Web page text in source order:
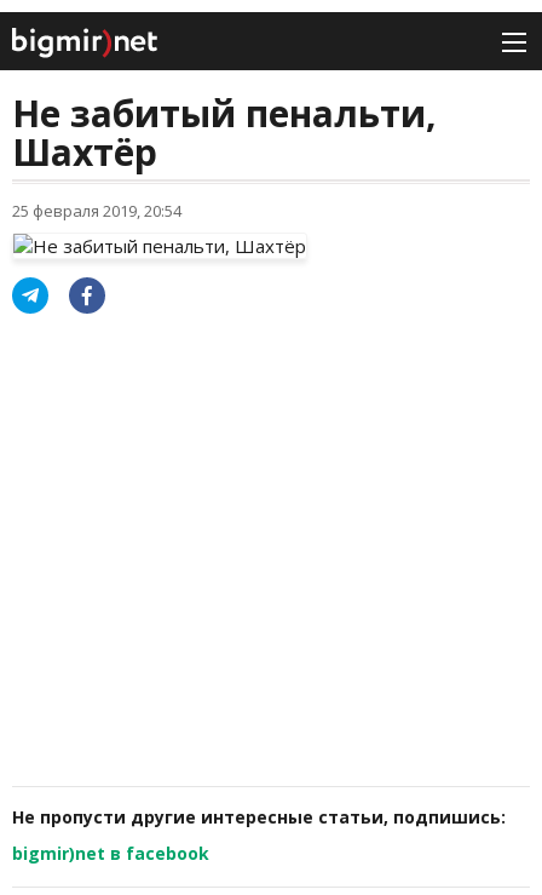
Не забитый пенальти,
Шахтёр
25 февраля 2019, 20:54
Не пропусти другие интересные статьи, подпишись:
bigmir)net в facebook